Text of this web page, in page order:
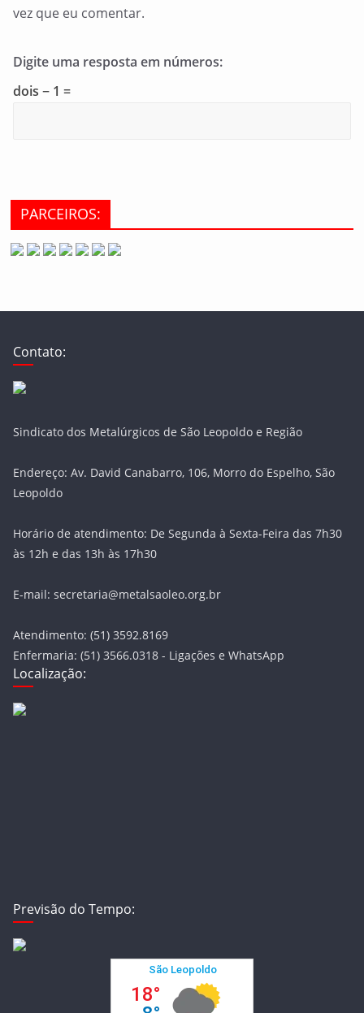
vez que eu comentar.
Digite uma resposta em números:
dois − 1 =
PARCEIROS:
Contato:
Sindicato dos Metalúrgicos de São Leopoldo e Região
Endereço: Av. David Canabarro, 106, Morro do Espelho, São
Leopoldo
Horário de atendimento: De Segunda à Sexta-Feira das 7h30
às 12h e das 13h às 17h30
E-mail: secretaria@metalsaoleo.org.br
Atendimento: (51) 3592.8169
Enfermaria: (51) 3566.0318 - Ligações e WhatsApp
Localização:
Previsão do Tempo: